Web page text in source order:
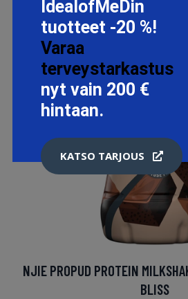
NJIE PROPUD PROTEIN
BLISS
IdealofMeDin
tuotteet -20 %!
Varaa
terveystarkastus
nyt vain 200 €
hintaan.
KATSO TARJOUS